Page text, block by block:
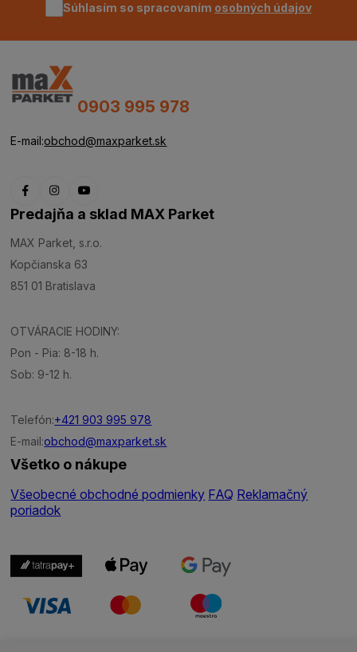
Súhlasím so spracovaním osobných údajov
0903 995 978
E-mail:obchod@maxparket.sk
Predajňa a sklad MAX Parket
MAX Parket, s.r.o.
Kopčianska 63
851 01 Bratislava
OTVÁRACIE HODINY:
Pon - Pia: 8-18 h.
Sob: 9-12 h.
Telefón:+421 903 995 978
E-mail:obchod@maxparket.sk
Všetko o nákupe
Všeobecné obchodné podmienky FAQ Reklamačný
poriadok